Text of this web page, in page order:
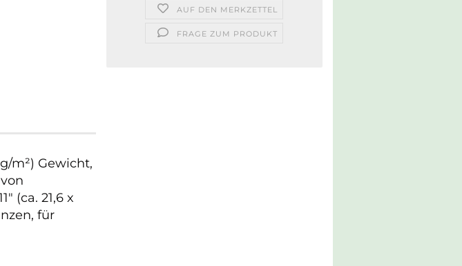
AUF DEN MERKZETTEL
FRAGE ZUM PRODUKT
m²) Gewicht,
(ca. 21,6 x
für